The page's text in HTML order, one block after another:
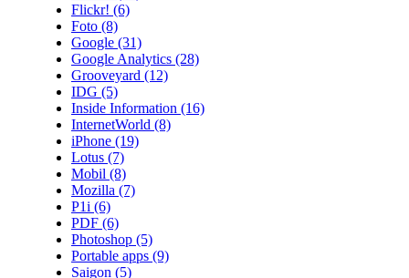
Flickr! (6)
Foto (8)
Google (31)
Google Analytics (28)
Grooveyard (12)
IDG (5)
Inside Information (16)
InternetWorld (8)
iPhone (19)
Lotus (7)
Mobil (8)
Mozilla (7)
P1i (6)
PDF (6)
Photoshop (5)
Portable apps (9)
Saigon (5)